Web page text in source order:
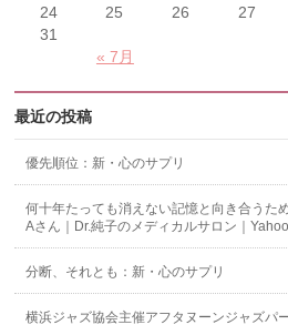
« 7月
24
25 26 27
31
最近の投稿
優先順位：新・心のサプリ
何十年たっても消えない記憶と向き合うた
Aさん｜Dr.純子のメディカルサロン｜
分断、それとも：新・心のサプリ
横浜ジャズ協会主催アフタヌーンジャズパ